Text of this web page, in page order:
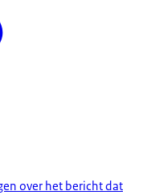
over het bericht dat